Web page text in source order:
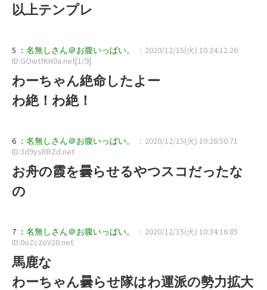
以上テンプレ
5 ： 名無しさん＠お腹いっぱい。
：2020/12/15(火) 10:24:12.26
ID:GOwtfKH0a.net[1/9]
わーちゃん絶命したよー
わ絶！わ絶！
6 ： 名無しさん＠お腹いっぱい。
：2020/12/15(火) 10:26:50.71
ID:3d9ysRRZd.net
お舟の霞を曇らせるやつスコだったな
の
7 ： 名無しさん＠お腹いっぱい。
：2020/12/15(火) 10:34:16.85
ID:0oZc2oV20.net
馬鹿な
わーちゃん曇らせ隊はわ運派の勢力拡大